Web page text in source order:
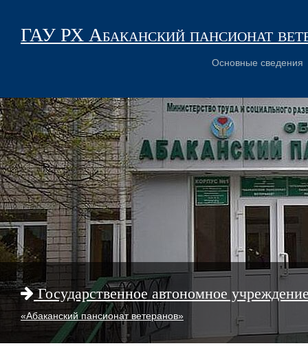
ГАУ РХ Абаканский пансионат
Основные сведения
Государственное автономное
«Абаканский пансионат ветеранов»